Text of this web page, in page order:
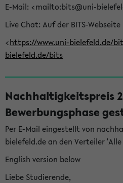
E-Mail: <mailto:bits@uni-
Live Chat: Auf der BITS-Webseite
<https://www.uni-bielefeld.de/
bielefeld.de/bits
Nachhaltigkeitspreis
Bewerbungsphase
Per E-Mail eingestellt von
bielefeld.de an den Verteiler
English version below
Liebe Studierende,